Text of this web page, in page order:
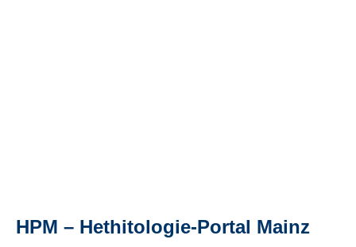
HPM – Hethitologie-Portal Mainz